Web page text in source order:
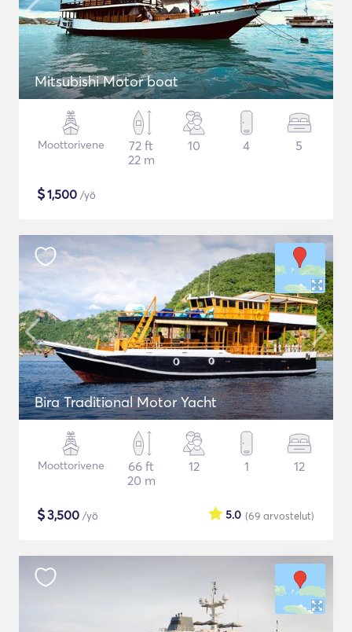
Mitsubishi Motor boat
Moottorivene
72 ft
22 m
10 4 5
$1,500 /yö
Bira Traditional Motor Yacht
Moottorivene
66 ft
20 m
12 1 12
$3,500 /yö (69 arvostelut)
5.0